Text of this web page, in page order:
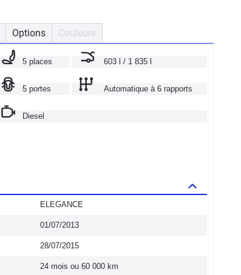
Options Couleurs
5 places 603 l / 1 835 l
5 portes Automatique à 6 rapports
Diesel
ELEGANCE
01/07/2013
28/07/2015
24 mois ou 60 000 km